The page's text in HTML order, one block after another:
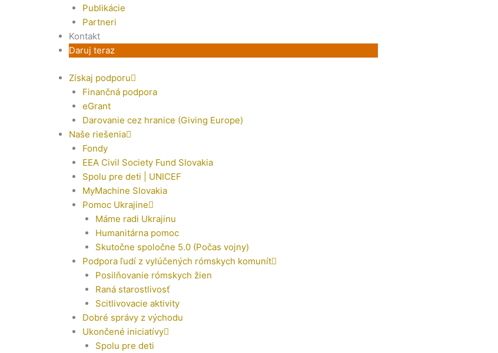
Publikácie
Partneri
Kontakt
Daruj teraz
Získaj podporu
Finančná podpora
eGrant
Darovanie cez hranice (Giving Europe)
Naše riešenia
Fondy
EEA Civil Society Fund Slovakia
Spolu pre deti | UNICEF
MyMachine Slovakia
Pomoc Ukrajine
Máme radi Ukrajinu
Humanitárna pomoc
Skutočne spoločne 5.0 (Počas vojny)
Podpora ľudí z vylúčených rómskych komunít
Posilňovanie rómskych žien
Raná starostlivosť
Scitlivovacie aktivity
Dobré správy z východu
Ukončené iniciatívy
Spolu pre deti